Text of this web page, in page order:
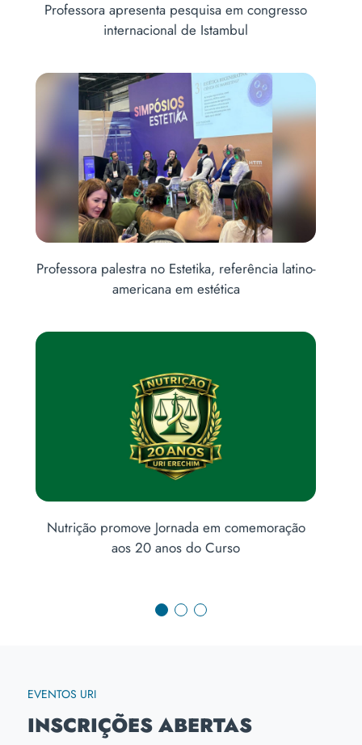
Professora apresenta pesquisa em congresso
internacional de Istambul
Professora palestra no Estetika, referência latino-
americana em estética
Nutrição promove Jornada em comemoração
aos 20 anos do Curso
EVENTOS URI
INSCRIÇÕES ABERTAS